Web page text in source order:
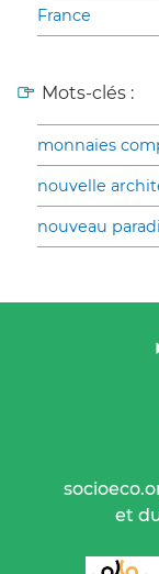
France
Mots-clés :
monnaies
nouvelle
nouveau
et